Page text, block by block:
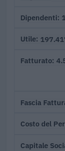
Dipendenti
Utile
Fatturato
Fascia
Costo del
Capitale